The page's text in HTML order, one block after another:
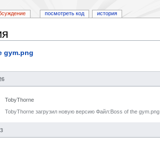
gym.png
TobyThorne
TobyThorne загрузил новую версию Файл:Boss of the gym.png
посмотреть код история